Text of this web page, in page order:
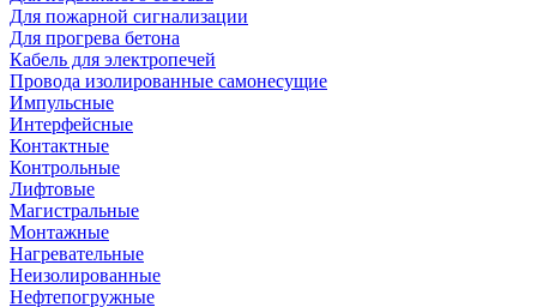
Для пожарной сигнализации
Для прогрева бетона
Кабель для электропечей
Провода изолированные самонесущие
Импульсные
Интерфейсные
Контактные
Контрольные
Лифтовые
Магистральные
Монтажные
Нагревательные
Неизолированные
Нефтепогружные